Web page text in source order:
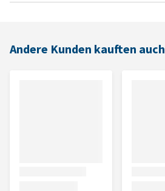
Andere Kunden kauften auch